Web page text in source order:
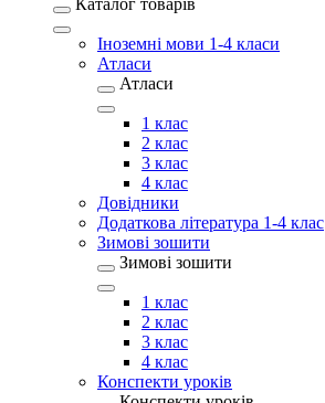
Каталог товарів
Іноземні мови 1-4 класи
Атласи
Атласи
1 клас
2 клас
3 клас
4 клас
Довідники
Додаткова література 1-4 клас
Зимові зошити
Зимові зошити
1 клас
2 клас
3 клас
4 клас
Конспекти уроків